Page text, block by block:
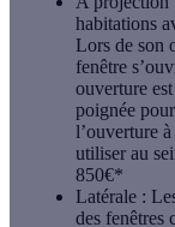
habitations
Lors de son
fenêtre
ouverture
poignée
l’ouverture
utiliser au
850€*
Latérale :
des fenêtres